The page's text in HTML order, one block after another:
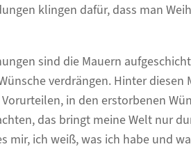
klingen dafür, dass man
sind die Mauern
verdrängen. Hinter diesen
in den erstorbenen
das bringt meine Welt nur
mir, ich weiß, was ich habe und